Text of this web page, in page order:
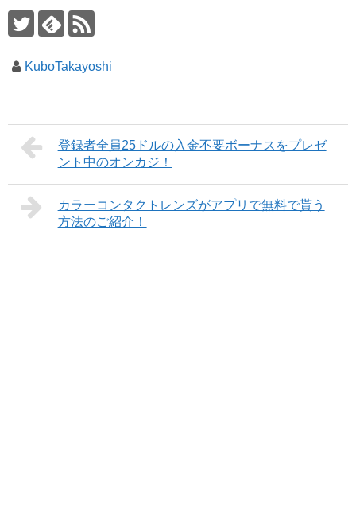
KuboTakayoshi
登録者全員25ドルの入金不要ボーナスをプレゼ
ント中のオンカジ！
カラーコンタクトレンズがアプリで無料で貰う
方法のご紹介！